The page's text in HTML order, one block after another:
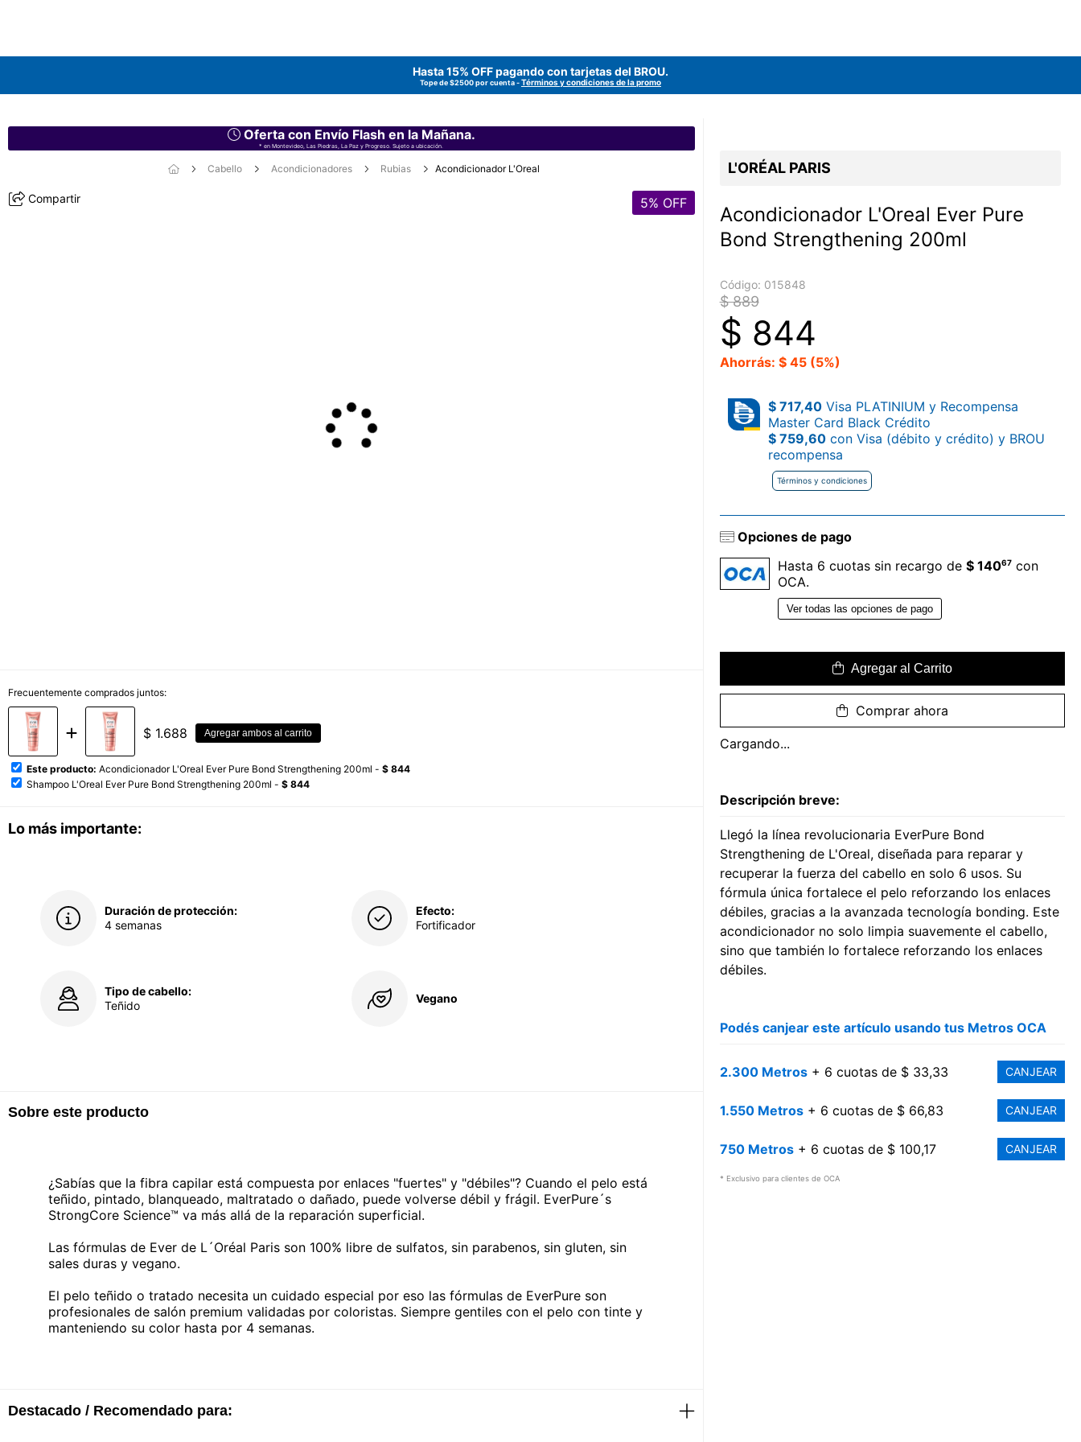
Hasta 15% OFF pagando con tarjetas del BROU.
Tope de $2500 por cuenta -Términos y condiciones de la promo
Oferta con Envío Flash en la Mañana.
* en Montevideo, Las Piedras, La Paz y Progreso. Sujeto a ubicación.
Cabello Acondicionadores Rubias Acondicionador L'Oreal
Compartir 5% OFF
Frecuentemente comprados juntos:
$ 1.688 Agregar ambos al carrito
Este producto: Acondicionador L'Oreal Ever Pure Bond Strengthening 200ml - $ 844
Shampoo L'Oreal Ever Pure Bond Strengthening 200ml - $ 844
Lo más importante:
Duración de protección:
4 semanas
Efecto:
Fortificador
Tipo de cabello:
Teñido
Vegano
Sobre este producto
¿Sabías que la fibra capilar está compuesta por enlaces "fuertes" y "débiles"? Cuando el pelo está
teñido, pintado, blanqueado, maltratado o dañado, puede volverse débil y frágil. EverPure´s
StrongCore Science™ va más allá de la reparación superficial.
Las fórmulas de Ever de L´Oréal Paris son 100% libre de sulfatos, sin parabenos, sin gluten, sin
sales duras y vegano.
El pelo teñido o tratado necesita un cuidado especial por eso las fórmulas de EverPure son
profesionales de salón premium validadas por coloristas. Siempre gentiles con el pelo con tinte y
manteniendo su color hasta por 4 semanas.
Destacado / Recomendado para:
L'ORÉAL PARIS
Acondicionador L'Oreal Ever Pure
Bond Strengthening 200ml
Código: 015848
$ 889
$ 844
Ahorrás: $ 45 (5%)
$ 717,40Visa PLATINIUM y Recompensa
Master Card Black Crédito
$ 759,60con Visa (débito y crédito) y BROU
recompensa
Términos y condiciones
Opciones de pago
Hasta 6 cuotas sin recargo de $ 14067con
OCA.
Ver todas las opciones de pago
Agregar al Carrito
Comprar ahora
Cargando...
Descripción breve:
Llegó la línea revolucionaria EverPure Bond
Strengthening de L'Oreal, diseñada para reparar y
recuperar la fuerza del cabello en solo 6 usos. Su
fórmula única fortalece el pelo reforzando los enlaces
débiles, gracias a la avanzada tecnología bonding. Este
acondicionador no solo limpia suavemente el cabello,
sino que también lo fortalece reforzando los enlaces
débiles.
Podés canjear este artículo usando tus Metros OCA
2.300 Metros+ 6 cuotas de $ 33,33 CANJEAR
1.550 Metros+ 6 cuotas de $ 66,83 CANJEAR
750 Metros+ 6 cuotas de $ 100,17 CANJEAR
* Exclusivo para clientes de OCA